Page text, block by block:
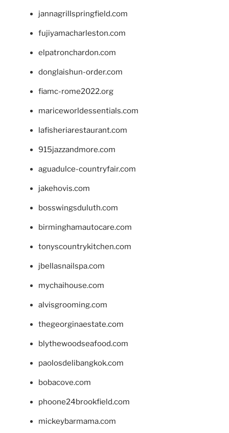
jannagrillspringfield.com
fujiyamacharleston.com
elpatronchardon.com
donglaishun-order.com
fiamc-rome2022.org
mariceworldessentials.com
lafisheriarestaurant.com
915jazzandmore.com
aguadulce-countryfair.com
jakehovis.com
bosswingsduluth.com
birminghamautocare.com
tonyscountrykitchen.com
jbellasnailspa.com
mychaihouse.com
alvisgrooming.com
thegeorginaestate.com
blythewoodseafood.com
paolosdelibangkok.com
bobacove.com
phoone24brookfield.com
mickeybarmama.com